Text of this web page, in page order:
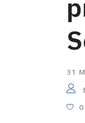
31
0